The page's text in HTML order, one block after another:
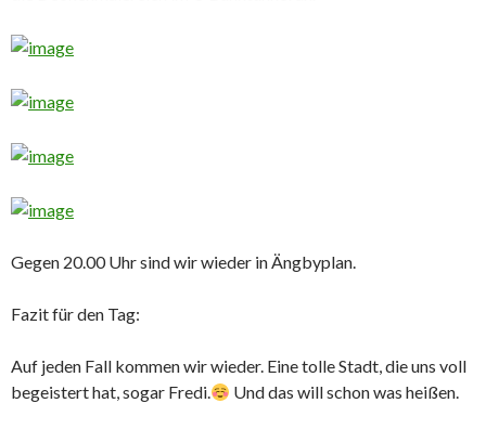
Gegen 20.00 Uhr sind wir wieder in Ängbyplan.
Fazit für den Tag:
Auf jeden Fall kommen wir wieder. Eine tolle Stadt, die uns voll
begeistert hat, sogar Fredi.
Und das will schon was heißen.